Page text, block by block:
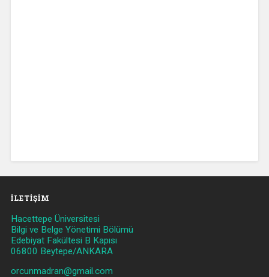
İLETIŞIM
Hacettepe Üniversitesi
Bilgi ve Belge Yönetimi Bölümü
Edebiyat Fakültesi B Kapısı
06800 Beytepe/ANKARA
orcunmadran@gmail.com